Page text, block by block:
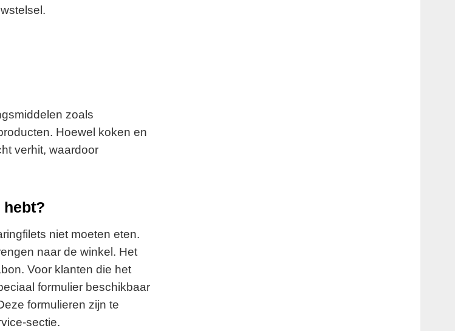
zoals
Hoewel koken en
verhit, waardoor
niet moeten eten.
naar de winkel. Het
Voor klanten die het
formulier beschikbaar
formulieren zijn te
sectie.